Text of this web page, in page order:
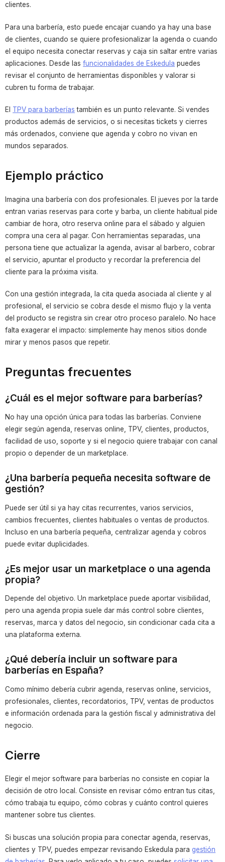
clientes.
Para una barbería, esto puede encajar cuando ya hay una base
de clientes, cuando se quiere profesionalizar la agenda o cuando
el equipo necesita conectar reservas y caja sin saltar entre varias
aplicaciones. Desde lasfuncionalidades de Eskedula puedes
revisar el conjunto de herramientas disponibles y valorar si
cubren tu forma de trabajar.
El TPV para barberías también es un punto relevante. Si vendes
productos además de servicios, o si necesitas tickets y cierres
más ordenados, conviene que agenda y cobro no vivan en
mundos separados.
Ejemplo práctico
Imagina una barbería con dos profesionales. El jueves por la tarde
entran varias reservas para corte y barba, un cliente habitual pide
cambiar de hora, otro reserva online para el sábado y alguien
compra una cera al pagar. Con herramientas separadas, una
persona tiene que actualizar la agenda, avisar al barbero, cobrar
el servicio, apuntar el producto y recordar la preferencia del
cliente para la próxima visita.
Con una gestión integrada, la cita queda asociada al cliente y al
profesional, el servicio se cobra desde el mismo flujo y la venta
del producto se registra sin crear otro proceso paralelo. No hace
falta exagerar el impacto: simplemente hay menos sitios donde
mirar y menos pasos que repetir.
Preguntas frecuentes
¿Cuál es el mejor software para barberías?
No hay una opción única para todas las barberías. Conviene
elegir según agenda, reservas online, TPV, clientes, productos,
facilidad de uso, soporte y si el negocio quiere trabajar con canal
propio o depender de un marketplace.
¿Una barbería pequeña necesita software de
gestión?
Puede ser útil si ya hay citas recurrentes, varios servicios,
cambios frecuentes, clientes habituales o ventas de productos.
Incluso en una barbería pequeña, centralizar agenda y cobros
puede evitar duplicidades.
¿Es mejor usar un marketplace o una agenda
propia?
Depende del objetivo. Un marketplace puede aportar visibilidad,
pero una agenda propia suele dar más control sobre clientes,
reservas, marca y datos del negocio, sin condicionar cada cita a
una plataforma externa.
¿Qué debería incluir un software para
barberías en España?
Como mínimo debería cubrir agenda, reservas online, servicios,
profesionales, clientes, recordatorios, TPV, ventas de productos
e información ordenada para la gestión fiscal y administrativa del
negocio.
Cierre
Elegir el mejor software para barberías no consiste en copiar la
decisión de otro local. Consiste en revisar cómo entran tus citas,
cómo trabaja tu equipo, cómo cobras y cuánto control quieres
mantener sobre tus clientes.
Si buscas una solución propia para conectar agenda, reservas,
clientes y TPV, puedes empezar revisando Eskedula paragestión